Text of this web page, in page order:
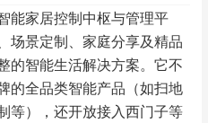
能家居控制中枢与管理平
场景定制、家庭分享及精品
的智能生活解决方案。它不
的全品类智能产品（如扫地
等），还开放接入西门子等